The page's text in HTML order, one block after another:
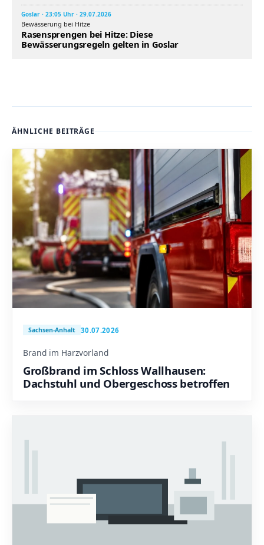
Goslar · 23:05 Uhr · 29.07.2026
Bewässerung bei Hitze
Rasensprengen bei Hitze: Diese
Bewässerungsregeln gelten in Goslar
ÄHNLICHE BEITRÄGE
Sachsen-Anhalt 30.07.2026
Brand im Harzvorland
Großbrand im Schloss Wallhausen:
Dachstuhl und Obergeschoss betroffen